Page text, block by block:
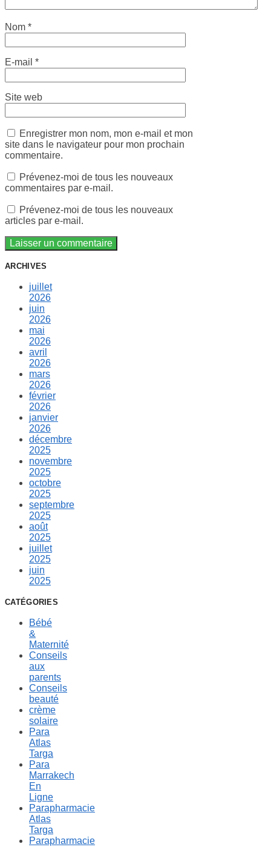
Nom *
E-mail *
Site web
Enregistrer mon nom, mon e-mail et mon
site dans le navigateur pour mon prochain
commentaire.
Prévenez-moi de tous les nouveaux
commentaires par e-mail.
Prévenez-moi de tous les nouveaux
articles par e-mail.
ARCHIVES
juillet
2026
juin
2026
mai
2026
avril
2026
mars
2026
février
2026
janvier
2026
décembre
2025
novembre
2025
octobre
2025
septembre
2025
août
2025
juillet
2025
juin
2025
CATÉGORIES
Bébé
&
Maternité
Conseils
aux
parents
Conseils
beauté
crème
solaire
Para
Atlas
Targa
Para
Marrakech
En
Ligne
Parapharmacie
Atlas
Targa
Parapharmacie